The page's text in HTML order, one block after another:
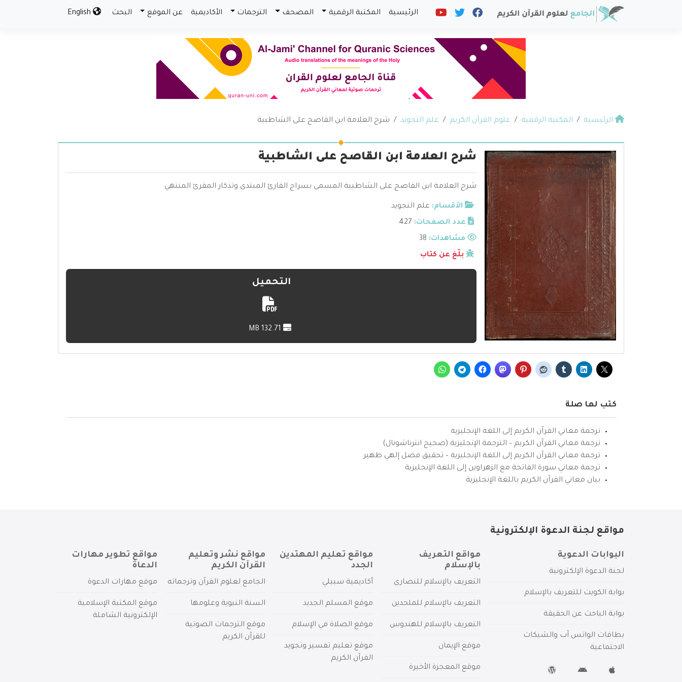
الرئيسية المكتبة الرقمية المصحف الترجمات الأكاديمية عن الموقع البحث
الرئيسية المكتبة الرقمية علوم القرآن الكريم علم التجويد شرح العلامة ابن القاصح على الشاطبية
شرح العلامة ابن القاصح على الشاطبية
شرح العلامة ابن القاصح على الشاطبية المسمى بسراج القارئ المبتدى وتذكار المقرئ المنتهي
الأقسام: علم التجويد
عدد الصفحات: 427
مشاهدات:
بلّغ عن كتاب
التحميل
كتب لها صلة
ترجمة معاني القرآن الكريم إلى اللغة الإنجليزية
ترجمة معاني القرآن الكريم – الترجمة الإنجليزية (صحيح انترناشونال)
ترجمة معاني القرآن الكريم إلى اللغة الإنجليزية – تحقيق فضل إلهي ظهير
ترجمة معاني سورة الفاتحة مع الزهراوين إلى اللغة الإنجليزية
بيان معاني القرآن الكريم باللغة الإنجليزية
مواقع لجنة الدعوة الإلكترونية
البوابات الدعوية
لجنة الدعوة الإلكترونية
بوابة الكويت للتعريف بالإسلام
بوابة الباحث عن الحقيقة
بطاقات الواتس آب والشبكات
الاجتماعية
مواقع التعريف
بالإسلام
التعريف بالإسلام للنصارى
التعريف بالإسلام للملحدين
التعريف بالإسلام للهندوس
موقع الإيمان
موقع المعجزة الأخيرة
مواقع تعليم المهتدين
الجدد
أكاديمية سبيلي
موقع المسلم الجديد
موقع الصلاة في الإسلام
موقع تعليم تفسير وتجويد
القرآن الكريم
مواقع نشر وتعليم
القرآن الكريم
الجامع لعلوم القرآن وترجماته
السنة النبوية وعلومها
موقع الترجمات الصوتية
للقرآن الكريم
مواقع تطوير مهارات
الدعاة
موقع مهارات الدعوة
موقع المكتبة الإسلامية
الإلكترونية الشاملة